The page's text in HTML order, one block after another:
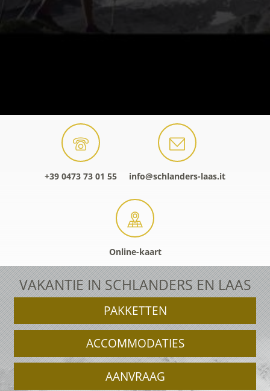
+39 0473 73 01 55 info@schlanders-laas.it
Online-kaart
VAKANTIE IN SCHLANDERS EN LAAS
PAKKETTEN
ACCOMMODATIES
AANVRAAG